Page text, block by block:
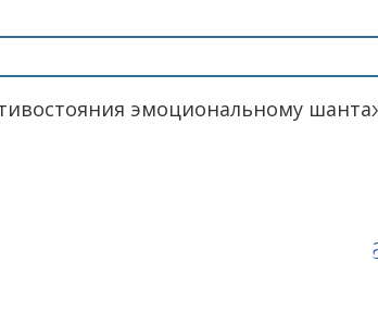
эмоциональному